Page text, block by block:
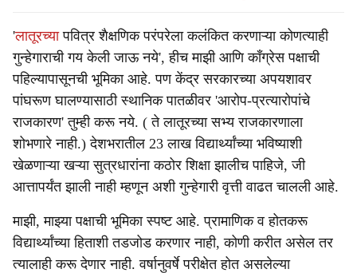
'लातूरच्यापवित्र शैक्षणिक परंपरेला कलंकित करणाऱ्या कोणत्याही
गुन्हेगाराची गय केली जाऊ नये', हीच माझी आणि काँग्रेस पक्षाची
पहिल्यापासूनची भूमिका आहे. पण केंद्र सरकारच्या अपयशावर
पांघरूण घालण्यासाठी स्थानिक पातळीवर 'आरोप-प्रत्यारोपांचे
राजकारण' तुम्ही करू नये. ( ते लातूरच्या सभ्य राजकारणाला
शोभणारे नाही.) देशभरातील 23 लाख विद्यार्थ्यांच्या भविष्याशी
खेळणाऱ्या खऱ्या सुत्रधारांना कठोर शिक्षा झालीच पाहिजे, जी
आत्तापर्यंत झाली नाही म्हणून अशी गुन्हेगारी वृत्ती वाढत चालली आहे.
माझी, माझ्या पक्षाची भूमिका स्पष्ट आहे. प्रामाणिक व होतकरू
विद्यार्थ्यांच्या हिताशी तडजोड करणार नाही, कोणी करीत असेल तर
त्यालाही करू देणार नाही. वर्षानुवर्षे परीक्षेत होत असलेल्या